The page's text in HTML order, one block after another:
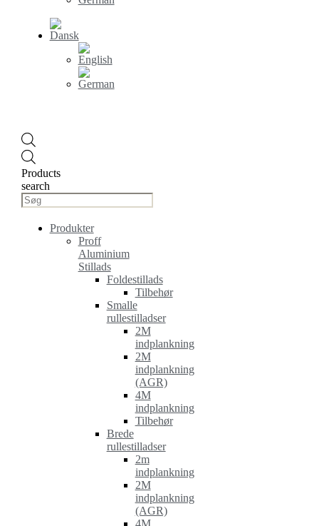
Products
search
Produkter
Proff
Aluminium
Stillads
Foldestillads
Tilbehør
Smalle
rullestilladser
2M
indplankning
2M
indplankning
(AGR)
4M
indplankning
Tilbehør
Brede
rullestilladser
2m
indplankning
2M
indplankning
(AGR)
4M